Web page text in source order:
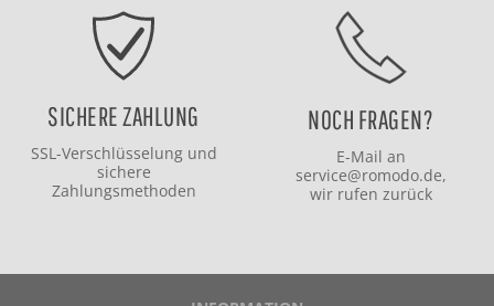
SICHERE ZAHLUNG
SSL-Verschlüsselung und
sichere
Zahlungsmethoden
NOCH FRAGEN?
E-Mail an
service@romodo.de,
wir rufen zurück